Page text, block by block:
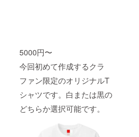
5000円〜
今回初めて作成するクラ
ファン限定のオリジナルT
シャツです。白または黒の
どちらか選択可能です。